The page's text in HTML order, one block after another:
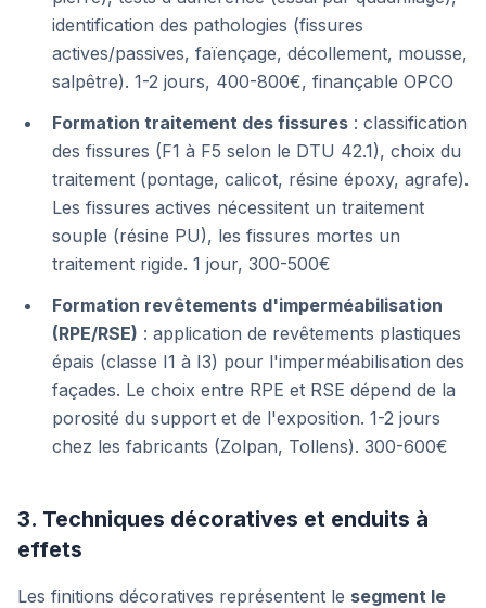
identification des pathologies (fissures
actives/passives, faïençage, décollement, mousse,
salpêtre). 1-2 jours, 400-800€, finançable OPCO
Formation traitement des fissures : classification
des fissures (F1 à F5 selon le DTU 42.1), choix du
traitement (pontage, calicot, résine époxy, agrafe).
Les fissures actives nécessitent un traitement
souple (résine PU), les fissures mortes un
traitement rigide. 1 jour, 300-500€
Formation revêtements d'imperméabilisation
(RPE/RSE) : application de revêtements plastiques
épais (classe I1 à I3) pour l'imperméabilisation des
façades. Le choix entre RPE et RSE dépend de la
porosité du support et de l'exposition. 1-2 jours
chez les fabricants (Zolpan, Tollens). 300-600€
3. Techniques décoratives et enduits à
effets
Les finitions décoratives représentent le segment le